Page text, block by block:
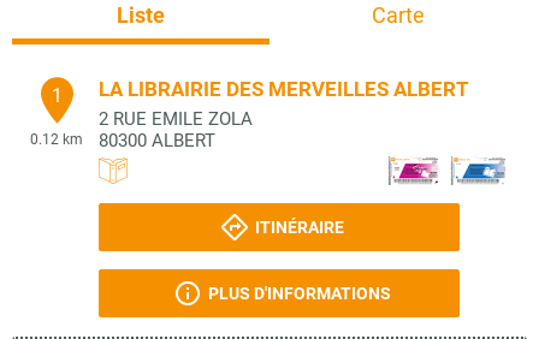
Liste Carte
1
0.12 km
LA LIBRAIRIE DES MERVEILLES ALBERT
2 RUE EMILE ZOLA
80300 ALBERT
ITINÉRAIRE
PLUS D'INFORMATIONS